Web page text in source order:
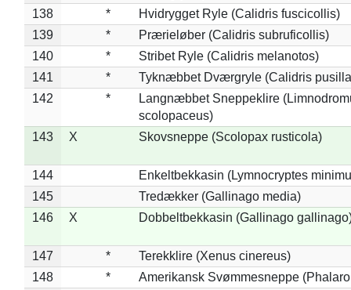
138
*
Hvidrygget Ryle (Calidris fuscicollis)
139
*
Prærieløber (Calidris subruficollis)
140
*
Stribet Ryle (Calidris melanotos)
141
*
Tyknæbbet Dværgryle (Calidris
142
*
Langnæbbet Sneppeklire
scolopaceus)
143
X Skovsneppe (Scolopax rusticola)
144
Enkeltbekkasin (Lymnocryptes
145
Tredækker (Gallinago media)
146
X Dobbeltbekkasin (Gallinago
147 *
Terekklire (Xenus cinereus)
148
*
Amerikansk Svømmesneppe